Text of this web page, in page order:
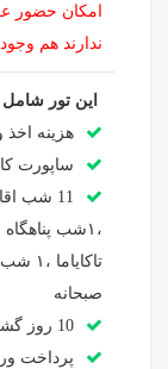
امکان حضور
ندارند هم وجود
این تور شامل
هزینه اخذ
ساپورت
صبحانه
10 روز گشت و ترانسفر بین شهری با ماشین در اختیار
پرداخت